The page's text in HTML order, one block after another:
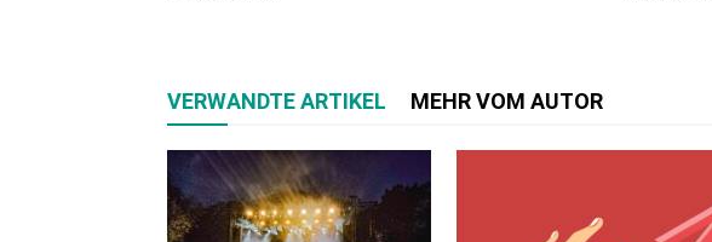
VERWANDTE ARTIKEL MEHR VOM AUTOR